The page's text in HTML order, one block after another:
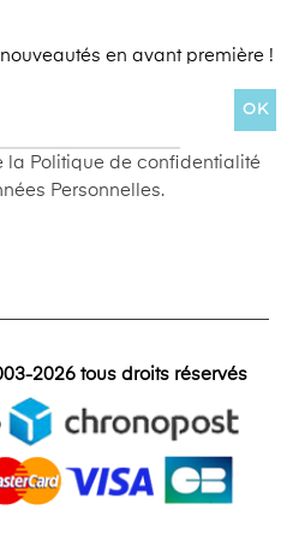
en avant première !
OK
la Politique de confidentialité
Personnelles.
2026 tous droits réservés